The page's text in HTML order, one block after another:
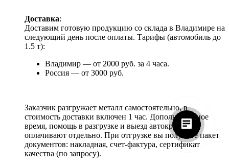
Доставка:
Доставим готовую продукцию со склада в Владимире на
следующий день после оплаты. Тарифы (автомобиль до
1.5 т):
Владимир — от 2000 руб. за 4 часа.
Россия — от 3000 руб.
Заказчик разгружает металл самостоятельно, в
стоимость доставки включен 1 час. Дополнительное
время, помощь в разгрузке и выезд автокрана
оплачивают отдельно. При отгрузке вы получите пакет
документов: накладная, счет-фактура, сертификат
качества (по запросу).